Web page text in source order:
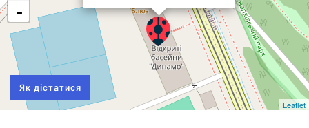
-
Leaflet
Як дістатися